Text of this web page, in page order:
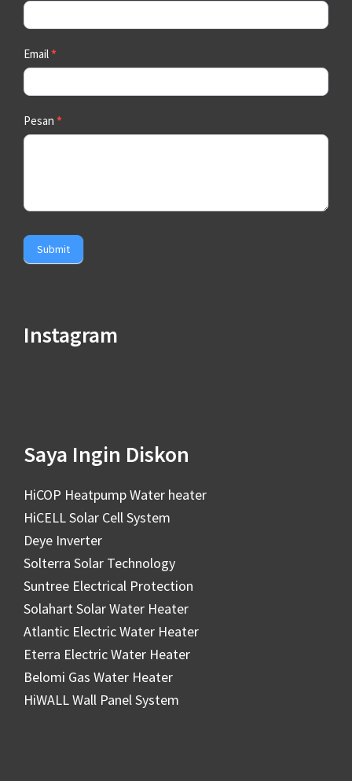
Email*
Pesan *
Submit
Instagram
Saya Ingin Diskon
HiCOP Heatpump Water heater
HiCELL Solar Cell System
Deye Inverter
Solterra Solar Technology
Suntree Electrical Protection
Solahart Solar Water Heater
Atlantic Electric Water Heater
Eterra Electric Water Heater
Belomi Gas Water Heater
HiWALL Wall Panel System